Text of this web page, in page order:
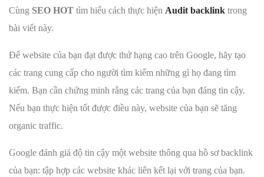
Cùng SEO HOT tìm hiểu cách thực hiện Audit backlink trong
bài viết này.
Để website của bạn đạt được thứ hạng cao trên Google, hãy tạo
các trang cung cấp cho người tìm kiếm những gì họ đang tìm
kiếm. Bạn cần chứng minh rằng các trang của bạn đáng tin cậy.
Nếu bạn thực hiện tốt được điều này, website của bạn sẽ tăng
organic traffic.
Google đánh giá độ tin cậy một website thông qua hồ sơ backlink
của bạn: tập hợp các website khác liên kết lại với trang của bạn.